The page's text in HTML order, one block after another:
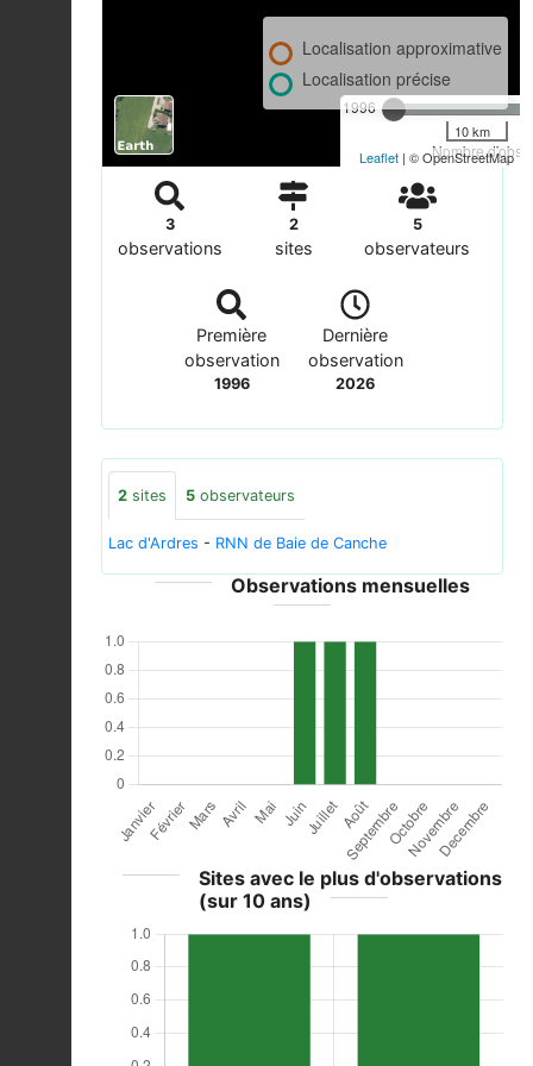
1996
Nombre
Localisation approximative
Localisation précise
10 km
Leaflet | © OpenStreetMap
3
observations
2
sites
5
observateurs
Première
observation
1996
Dernière
observation
2026
2 sites 5 observateurs
Lac d'Ardres - RNN de Baie de Canche
Observations mensuelles
Sites avec le plus d'observations
(sur 10 ans)